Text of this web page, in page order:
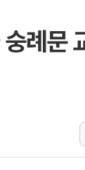
이번주 국내 주
美, 이란전 출
李대통령 "결
여수 오동도 인
례문